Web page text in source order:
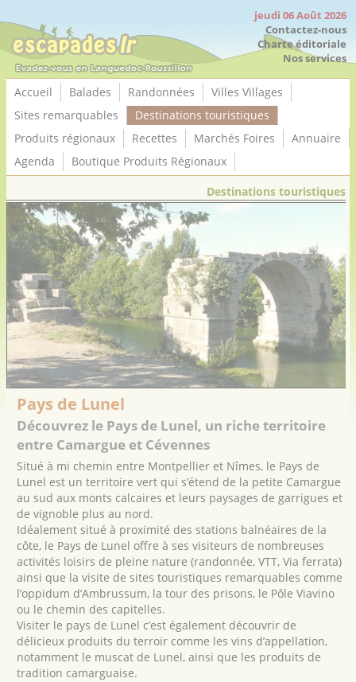
jeudi 06 Août 2026
Contactez-nous
Charte éditoriale
Nos services
Accueil Balades Randonnées
Villes Villages
Sites remarquables
Destinations touristiques
Produits régionaux
Recettes Marchés Foires
Annuaire
Agenda
Boutique Produits Régionaux
Destinations touristiques
Pays de Lunel
Découvrez le Pays de Lunel, un riche territoire
entre Camargue et Cévennes
Situé à mi chemin entre Montpellier et Nîmes, le Pays de
Lunel est un territoire vert qui s’étend de la petite Camargue
au sud aux monts calcaires et leurs paysages de garrigues et
de vignoble plus au nord.
Idéalement situé à proximité des stations balnéaires de la
côte, le Pays de Lunel offre à ses visiteurs de nombreuses
activités loisirs de pleine nature (randonnée, VTT, Via ferrata)
ainsi que la visite de sites touristiques remarquables comme
l’oppidum d’Ambrussum, la tour des prisons, le Pôle Viavino
ou le chemin des capitelles.
Visiter le pays de Lunel c’est également découvrir de
délicieux produits du terroir comme les vins d’appellation,
notamment le muscat de Lunel, ainsi que les produits de
tradition camarguaise.